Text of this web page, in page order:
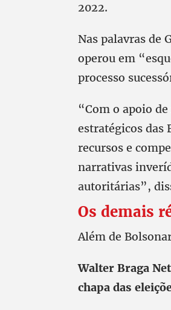
2022.
Nas palavras de
operou em
processo
“Com o apoio
estratégicos das
recursos e
narrativas
autoritárias”,
Os demais
Além de
Walter Braga
chapa das